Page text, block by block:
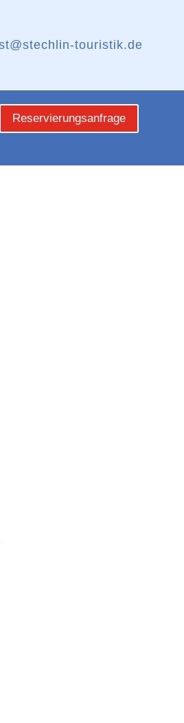
touristik.de
Reservierungsanfrage